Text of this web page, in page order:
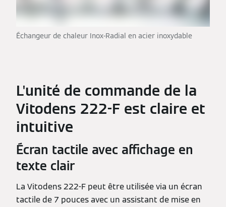
Échangeur de chaleur Inox-Radial en acier inoxydable
L'unité de commande de la
Vitodens 222-F est claire et
intuitive
Écran tactile avec affichage en
texte clair
La Vitodens 222-F peut être utilisée via un écran
tactile de 7 pouces avec un assistant de mise en